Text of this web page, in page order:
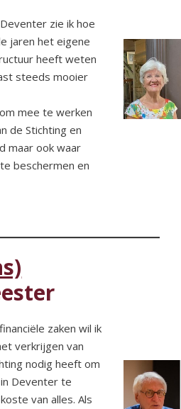
zie ik hoe
jaren het eigene
heeft weten
steeds mooier
mee te werken
de Stichting en
maar ook waar
beschermen en
zaken wil ik
verkrijgen van
nodig heeft om
Deventer te
van alles. Als